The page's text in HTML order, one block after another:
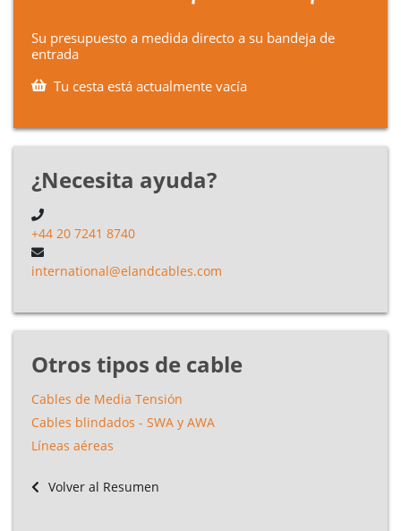
Su presupuesto a medida directo a su bandeja de
entrada
Tu cesta está actualmente vacía
¿Necesita ayuda?
+44 20 7241 8740
international@elandcables.com
Otros tipos de cable
Cables de Media Tensión
Cables blindados - SWA y AWA
Líneas aéreas
Volver al Resumen